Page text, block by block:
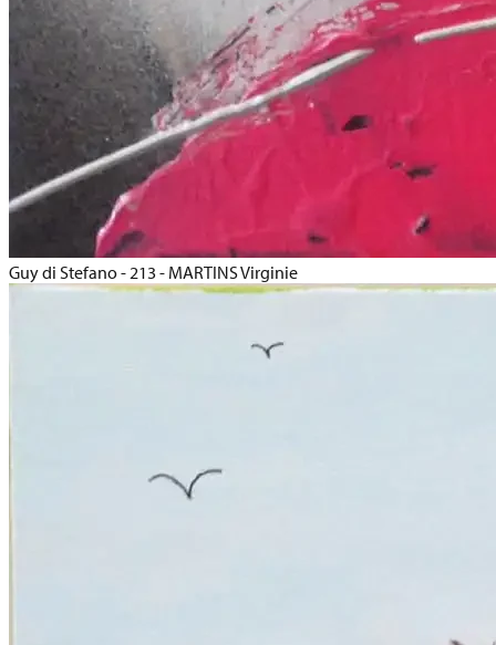
Guy di Stefano - 213 - MARTINS Virginie